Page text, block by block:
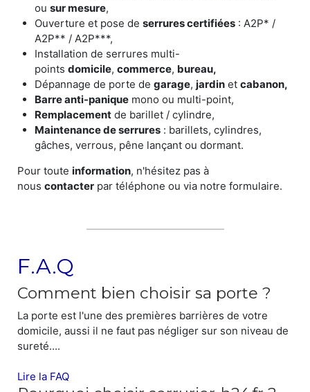
ou sur mesure,
Ouverture et pose de serrures certifiées : A2P* /
A2P** / A2P***,
Installation de serrures multi-
points domicile, commerce, bureau,
Dépannage de porte de garage, jardin et cabanon,
Barre anti-panique mono ou multi-point,
Remplacement de barillet / cylindre,
Maintenance de serrures : barillets, cylindres,
gâches, verrous, pêne lançant ou dormant.
Pour toute information, n'hésitez pas à
nous contacter par téléphone ou via notre formulaire.
F.A.Q
Comment bien choisir sa porte ?
La porte est l'une des premières barrières de votre
domicile, aussi il ne faut pas négliger sur son niveau de
sureté....
Lire la FAQ